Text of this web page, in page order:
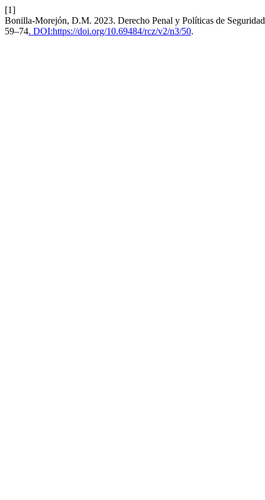
[1]
Bonilla-Morejón, D.M. 2023. Derecho Penal y Políticas de
59–74. DOI:https://doi.org/10.69484/rcz/v2/n3/50.